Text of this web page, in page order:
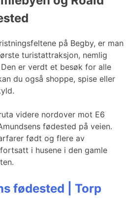
på Begby, er man
turistattraksjon, nemlig
Den er verdt et besøk for alle
du også shoppe, spise eller
videre nordover mot E6
fødested på veien.
født og flere av
i husene i den gamle
fødested | Torp